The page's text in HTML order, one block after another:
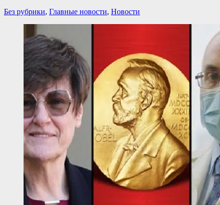
Категории
Без рубрики, Главные новости, Новости